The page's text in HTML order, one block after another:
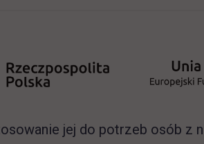
jej do potrzeb osób z